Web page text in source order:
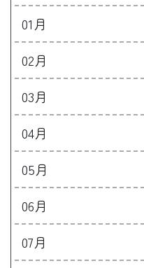
01月
02月
03月
04月
05月
06月
07月